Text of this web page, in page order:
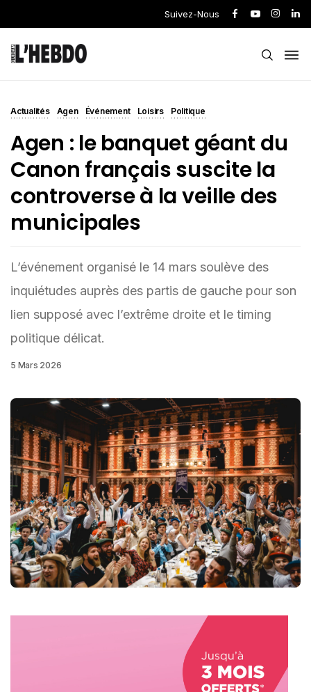
Suivez-Nous
Actualités Agen Événement Loisirs Politique
Agen : le banquet géant du
Canon français suscite la
controverse à la veille des
municipales
L’événement organisé le 14 mars soulève des
inquiétudes auprès des partis de gauche pour son
lien supposé avec l’extrême droite et le timing
politique délicat.
5 Mars 2026